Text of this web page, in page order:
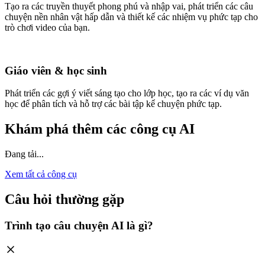
Tạo ra các truyền thuyết phong phú và nhập vai, phát triển các câu
chuyện nền nhân vật hấp dẫn và thiết kế các nhiệm vụ phức tạp cho
trò chơi video của bạn.
Giáo viên & học sinh
Phát triển các gợi ý viết sáng tạo cho lớp học, tạo ra các ví dụ văn
học để phân tích và hỗ trợ các bài tập kể chuyện phức tạp.
Khám phá thêm các công cụ AI
Đang tải...
Xem tất cả công cụ
Câu hỏi thường gặp
Trình tạo câu chuyện AI là gì?